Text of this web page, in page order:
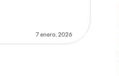
7 enero, 2026